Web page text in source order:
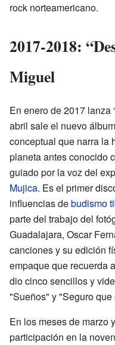
rock norteamericano.
2017-2018:
Miguel
En enero de 2017 lanza
abril sale el nuevo
conceptual que narra la
planeta antes conocido
guiado por la voz del
Mujica. Es el primer
influencias debudismo
parte del trabajo del
Guadalajara, Oscar
canciones y su edición
empaque que recuerda
dio cinco sencillos y
"Sueños" y "Seguro que
En los meses de marzo
participación en la